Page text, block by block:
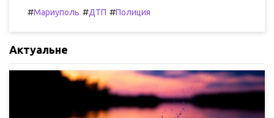
#Мариуполь #ДТП #Полиция
Актуальне